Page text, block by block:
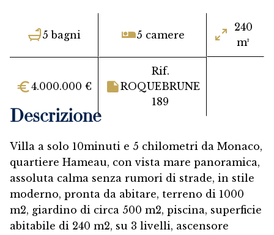
5 bagni 5 camere
240
m²
4.000.000 €
Rif.
ROQUEBRUNE
189
Descrizione
Villa a solo 10minuti e 5 chilometri da Monaco,
quartiere Hameau, con vista mare panoramica,
assoluta calma senza rumori di strade, in stile
moderno, pronta da abitare, terreno di 1000
m2, giardino di circa 500 m2, piscina, superficie
abitabile di 240 m2, su 3 livelli, ascensore